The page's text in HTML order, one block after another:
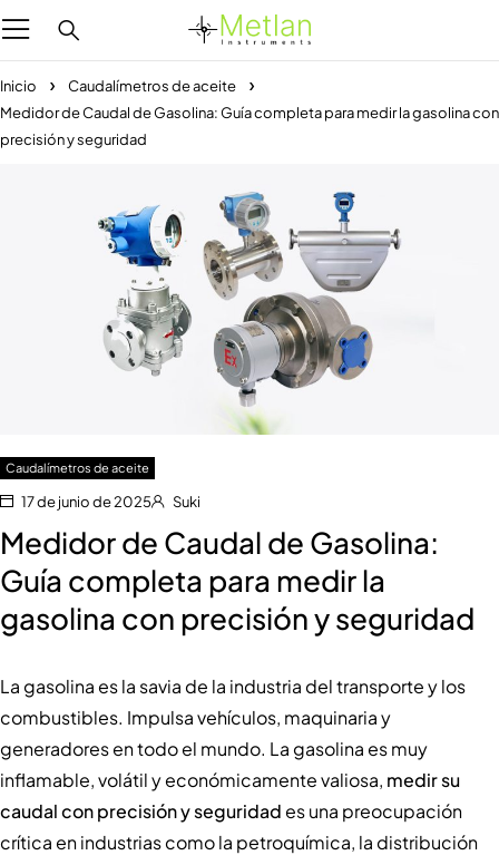
Inicio
Caudalímetros de aceite
Medidor de Caudal de Gasolina: Guía completa para medir la gasolina con
precisión y seguridad
Caudalímetros de aceite
17 de junio de 2025 Suki
Medidor de Caudal de Gasolina:
Guía completa para medir la
gasolina con precisión y seguridad
La gasolina es la savia de la industria del transporte y los
combustibles. Impulsa vehículos, maquinaria y
generadores en todo el mundo. La gasolina es muy
inflamable, volátil y económicamente valiosa, medir su
caudal con precisión y seguridades una preocupación
crítica en industrias como la petroquímica, la distribución